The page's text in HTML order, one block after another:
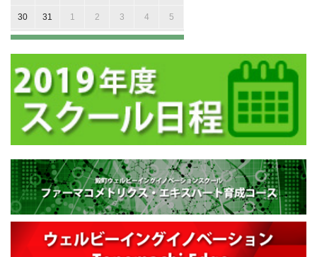
30 31 1 2 3 4 5